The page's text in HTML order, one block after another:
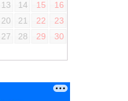
13 14 15
16
20 21 22
23
27 28 29
30